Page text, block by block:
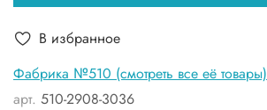
Фабрика №510 (смотреть все её товары)
арт. 510-2908-3036
В избранное